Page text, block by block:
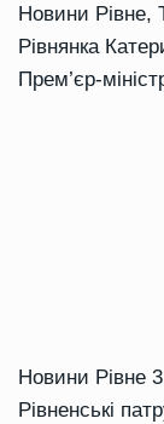
Новини Рівне,
Рівнянка
Прем’єр-
Новини Рівне
Рівненські